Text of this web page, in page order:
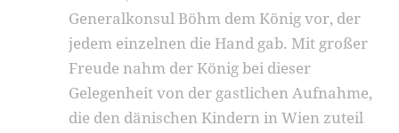
Generalkonsul Böhm dem König vor, der
jedem ein­zelnen die Hand gab. Mit großer
Freude nahm der König bei dieser
Gelegenheit von der gastlichen Auf­nahme,
die den dänischen Kindern in Wien zuteil